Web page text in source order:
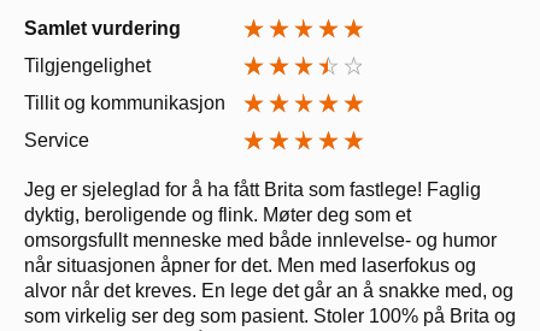
Samlet vurdering
Tilgjengelighet
Tillit og kommunikasjon
Service
Jeg er sjeleglad for å ha fått Brita som fastlege! Faglig
dyktig, beroligende og flink. Møter deg som et
omsorgsfullt menneske med både innlevelse- og humor
når situasjonen åpner for det. Men med laserfokus og
alvor når det kreves. En lege det går an å snakke med, og
som virkelig ser deg som pasient. Stoler 100% på Brita og